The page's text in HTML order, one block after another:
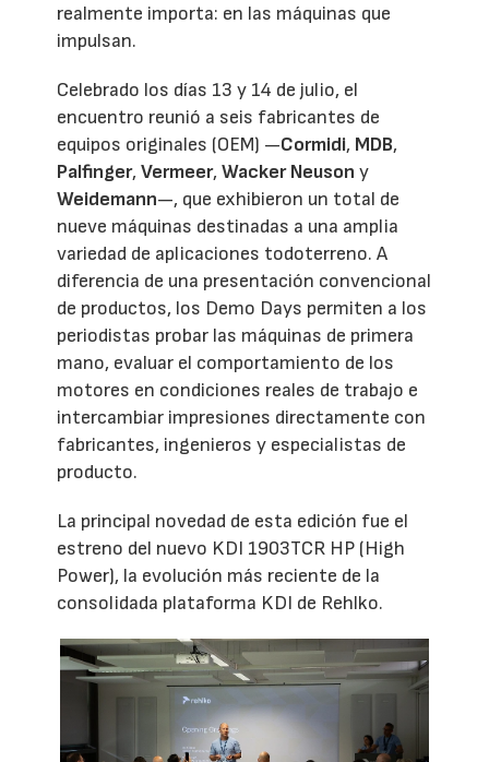
realmente importa: en las máquinas que
impulsan.
Celebrado los días 13 y 14 de julio, el
encuentro reunió a seis fabricantes de
equipos originales (OEM) —Cormidi, MDB,
Palfinger,Vermeer,Wacker Neuson y
Weidemann—, que exhibieron un total de
nueve máquinas destinadas a una amplia
variedad de aplicaciones todoterreno. A
diferencia de una presentación convencional
de productos, los Demo Days permiten a los
periodistas probar las máquinas de primera
mano, evaluar el comportamiento de los
motores en condiciones reales de trabajo e
intercambiar impresiones directamente con
fabricantes, ingenieros y especialistas de
producto.
La principal novedad de esta edición fue el
estreno del nuevo KDI 1903TCR HP (High
Power), la evolución más reciente de la
consolidada plataforma KDI de Rehlko.